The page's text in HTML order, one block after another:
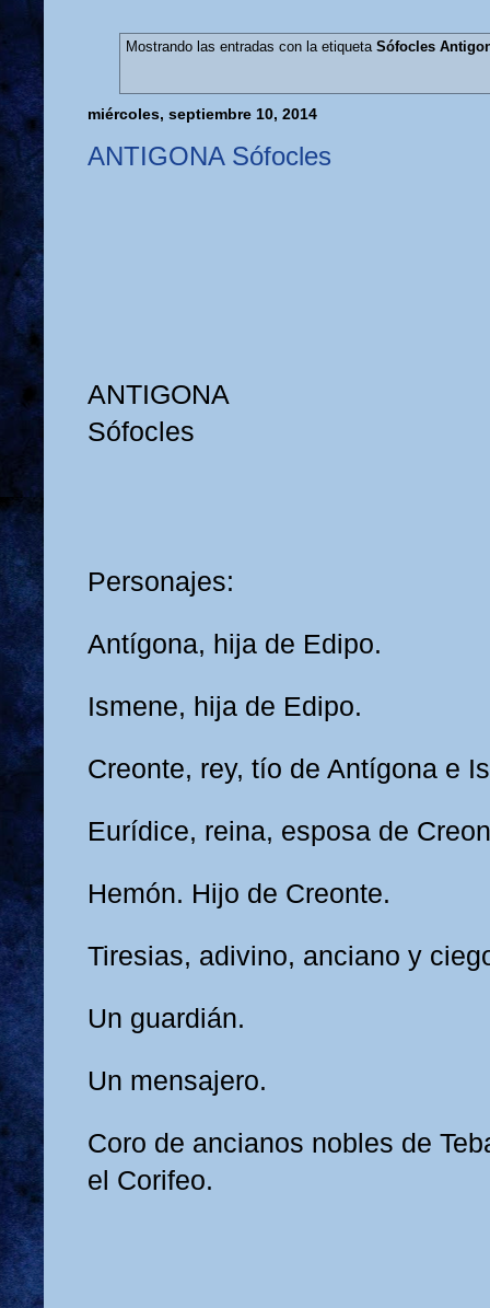
Mostrando las entradas con la etiqueta Sófocles
miércoles, septiembre 10, 2014
ANTIGONA Sófocles
ANTIGONA
Sófocles
Personajes:
Antígona, hija de Edipo.
Ismene, hija de Edipo.
Creonte, rey, tío de Antígona e
Eurídice, reina, esposa de
Hemón. Hijo de Creonte.
Tiresias, adivino, anciano y
Un guardián.
Un mensajero.
Coro de ancianos nobles de
el Corifeo.